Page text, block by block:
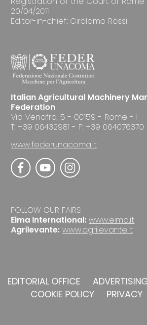
20/04/2011
Editor-in-chief: Girolamo Rossi
Italian Agricultural Machinery
Federation
Via Venafro, 5 - 00159 - Rome - I
T: +39 06432981 - F: +39 064076370
www.federunacoma.it
FOLLOW OUR FAIRS
Eima International: www.eima.it
Agrilevante: www.agrilevante.it
EDITORIAL OFFICE
COOKIE POLICY
PRIVACY